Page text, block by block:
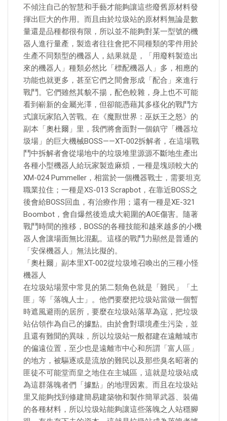
不傾注自己的智慧和手藝才能夠讓這些廢舊原材料發
揮出巨大的作用。而且由於垃圾站的原材料無論是數
量還是品種都很有限，所以並不能夠對某一型號的機
器人進行量產，製造者往往會把不同種類的零件用於
生產不同類型的機器人，結果就是，「用廢料製造出
來的機器人」種類必然比「標配機器人」多，相應的
功能也就更多，甚至它們之間會形成「配合」來進行
戰鬥。它們雖然其貌不揚，配色較雜，身上也不可能
看到嶄新的金屬光澤，但卻能憑藉其多樣化的戰鬥方
式讓玩家陷入苦戰。在《魔獸世界：巫妖王之怒》的
副本「奧杜爾」里，我們將會面對一個鎮守「機器垃
圾場」的巨大機械BOSS——XT-002拆解者，在這場戰
鬥中拆解者會從場地中的垃圾堆里源源不斷地生產出
各種小型機器人給玩家製造麻煩，一種是塊頭較大的
XM-024 Pummeller，相當於一個機器戰士，需要坦克
職業拉住；一種是XS-013 Scrapbot，在靠近BOSS之
後會給BOSS回血，有治療作用；還有一種是XE-321
Boombot，會自爆然後造成大範圍的AOE傷害。隨著
戰鬥時間的推移，BOSS的各種技能和越來越多的小機
器人會讓場面無比混亂。這樣的戰鬥力顯然是普通的
「安保機器人」無法比擬的。
「奧杜爾」副本里XT-002從垃圾堆召喚出的三種小怪
機器人
在垃圾站場景中常見的第二類角色就是「難民」「土
匪」等「落魄人士」。他們要麼把垃圾站當做一個暫
時遮風避雨的居所，要麼在垃圾站落草為寇，把垃圾
站佔領作為自己的據點。由於會對環境產生污染，並
且還有難聞的異味，所以垃圾站一般都建在遠離城市
的偏遠位置，至少也是遠離市中心和所謂「富人區」
的地方，被驅逐或是流放的難民以及那些臭名昭著的
匪徒不可能堂而皇之地住在主城區，這就是垃圾站成
為這群落魄者們「據點」的地理因素。而且在垃圾站
里又能夠找到修建簡易建築物和製作簡單武器、裝備
的各種材料，所以垃圾站能夠讓這些落魄之人站穩腳